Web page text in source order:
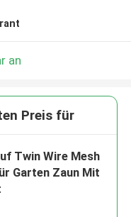
an
Preis für
Twin Wire Mesh
Garten Zaun Mit